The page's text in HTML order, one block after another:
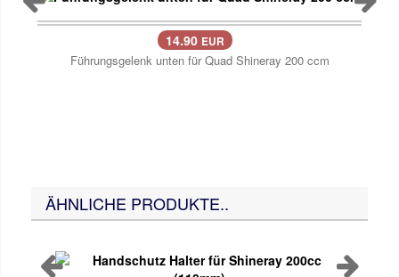
14.90 EUR
Führungsgelenk unten für Quad Shineray 200 ccm
ÄHNLICHE PRODUKTE..